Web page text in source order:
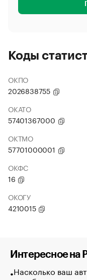
Коды
ОКПО
2026838755
ОКАТО
57401367000
ОКТМО
57701000001
ОКФС
16
ОКОГУ
4210015
Интересное на
Насколько ваш